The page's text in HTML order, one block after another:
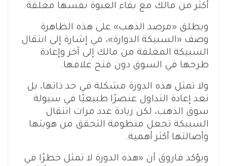
أكثر من مالك مع بقاء العبوة نفسها مغلقة.
ويطلق «مرصد الذهب» على هذه الظاهرة
وصف «السبيكة الدوارة»، في إشارة إلى انتقال
السبيكة المغلفة من مالك إلى آخر وإعادة
طرحها في السوق دون فتح غلافها.
ولا تمثل هذه الدورة مشكلة في حد ذاتها، بل
تعد إعادة التداول عنصرًا طبيعيًا في سيولة
سوق الذهب، لكن زيادة عدد مرات انتقال
السبيكة تجعل منظومة التحقق من هويتها
وأصالتها أكثر أهمية.
ويؤكد فاروق أن «هذه الدورة لا تمثل خطرًا في